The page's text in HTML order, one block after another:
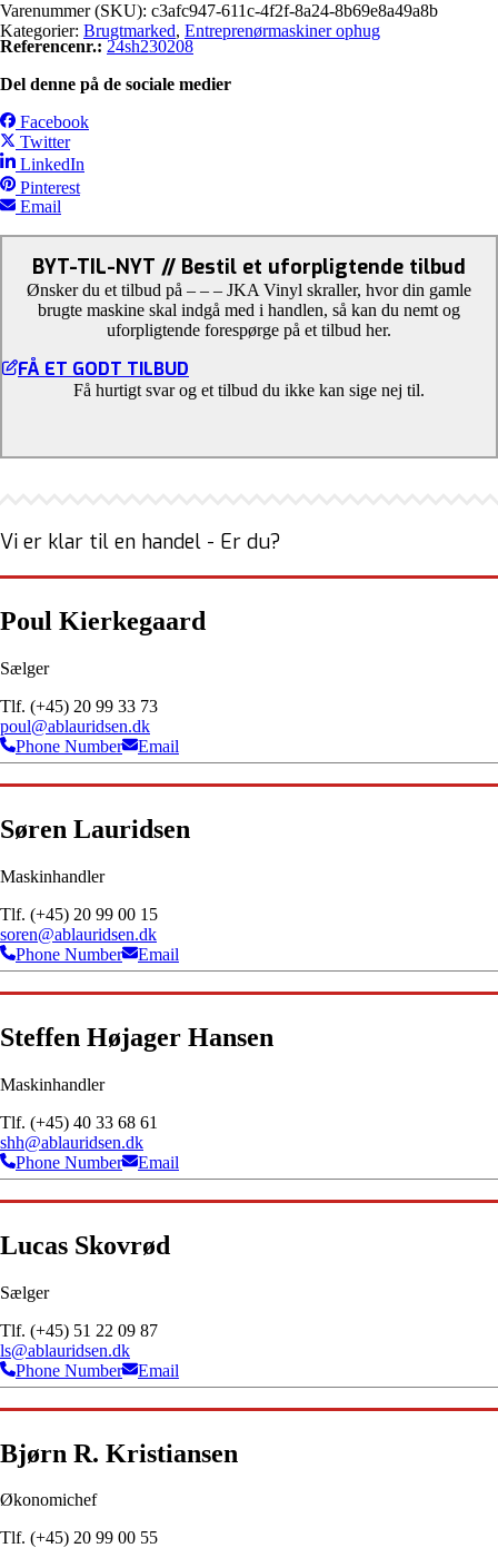
Varenummer (SKU): c3afc947-611c-4f2f-8a24-8b69e8a49a8b
Kategorier: Brugtmarked, Entreprenørmaskiner ophug
Referencenr.: 24sh230208
Del denne på de sociale medier
Facebook
Twitter
LinkedIn
Pinterest
Email
BYT-TIL-NYT // Bestil et uforpligtende tilbud
Ønsker du et tilbud på – – – JKA Vinyl skraller, hvor din gamle
brugte maskine skal indgå med i handlen, så kan du nemt og
uforpligtende forespørge på et tilbud her.
FÅ ET GODT TILBUD
Få hurtigt svar og et tilbud du ikke kan sige nej til.
Vi er klar til en handel - Er du?
Poul Kierkegaard
Sælger
Tlf. (+45) 20 99 33 73
poul@ablauridsen.dk
Phone Number
Email
Søren Lauridsen
Maskinhandler
Tlf. (+45) 20 99 00 15
soren@ablauridsen.dk
Phone Number
Email
Steffen Højager Hansen
Maskinhandler
Tlf. (+45) 40 33 68 61
shh@ablauridsen.dk
Phone Number
Email
Lucas Skovrød
Sælger
Tlf. (+45) 51 22 09 87
ls@ablauridsen.dk
Phone Number
Email
Bjørn R. Kristiansen
Økonomichef
Tlf. (+45) 20 99 00 55